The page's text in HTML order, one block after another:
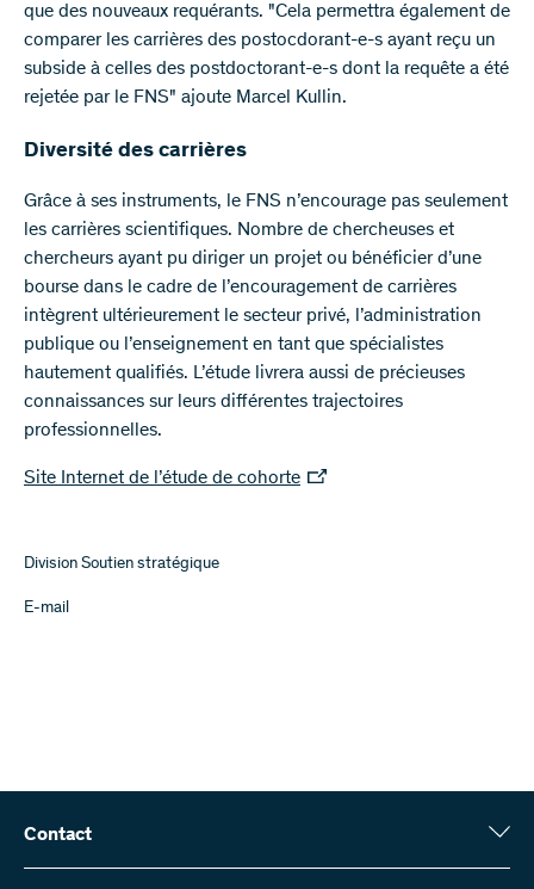
que des nouveaux requérants. "Cela permettra également de
comparer les carrières des postocdorant-e-s ayant reçu un
subside à celles des postdoctorant-e-s dont la requête a été
rejetée par le FNS" ajoute Marcel Kullin.
Diversité des carrières
Grâce à ses instruments, le FNS n’encourage pas seulement
les carrières scientifiques. Nombre de chercheuses et
chercheurs ayant pu diriger un projet ou bénéficier d’une
bourse dans le cadre de l’encouragement de carrières
intègrent ultérieurement le secteur privé, l’administration
publique ou l’enseignement en tant que spécialistes
hautement qualifiés. L’étude livrera aussi de précieuses
connaissances sur leurs différentes trajectoires
professionnelles.
Site Internet de l’étude de cohorte
Division Soutien stratégique
E-mail
Contact
Fonds national suisse (FNS)